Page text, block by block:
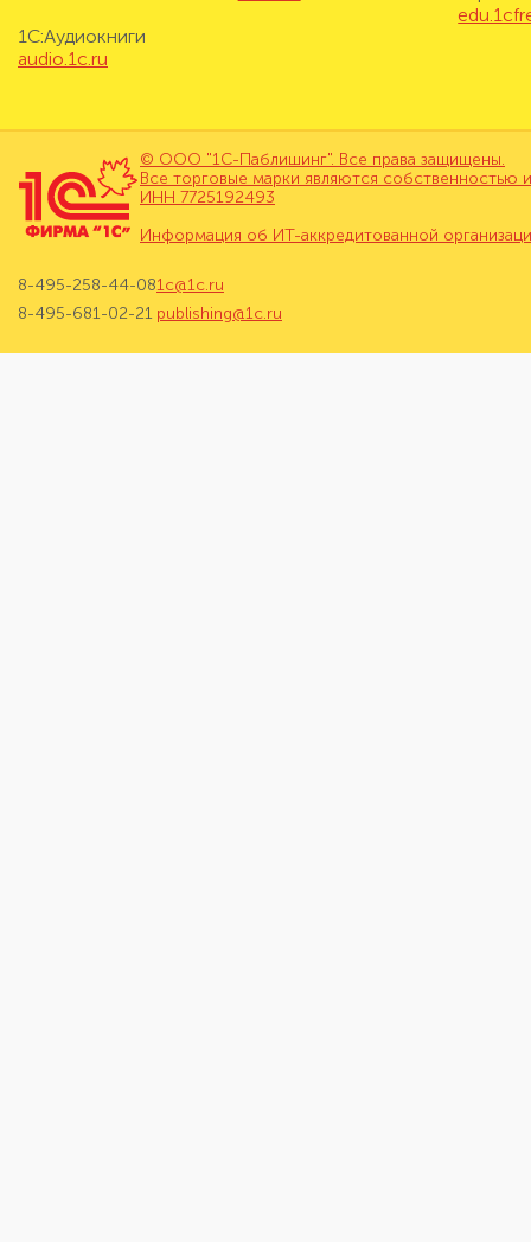
1С:Аудиокниги
audio.1c.ru
© ООО "1С-Паблишинг". Все права защищены.
Все торговые марки являются собственностью
ИНН 7725192493
Информация об ИТ-аккредитованной
8-495-258-44-08
8-495-681-02-21
1c@1c.ru
publishing@1c.ru